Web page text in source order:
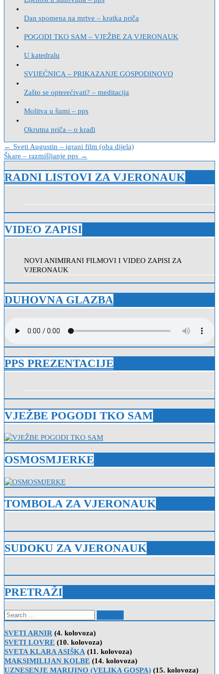
Dan spomena na mrtve – kratka priča
POGODI TKO SAM – VJEŽBE ZA VJERONAUK
U katedralu
SVIJEĆNICA – PRIKAZANJE GOSPODINOVO
Zašto se opterećivati? – meditacija
Molitva u šumi – pps
Okrutna priča – o krađi
Navigacija
objava
← Sveti Augustin – igrani film (oba dijela)
Škare – razmišljanje pps →
RADNI LISTOVI ZA VJERONAUK
VIDEO ZAPISI
NOVI ANIMIRANI FILMOVI I VIDEO ZAPISI ZA
VJERONAUK
DUHOVNA GLAZBA
PPS PREZENTACIJE
VJEŽBE POGODI TKO SAM
OSMOSMJERKE
TOMBOLA ZA VJERONAUK
SUDOKU ZA VJERONAUK
PRETRAŽI
Search
for:
SVETI ARNIR (4. kolovoza)
SVETI LOVRE (10. kolovoza)
SVETA KLARA ASIŠKA (11. kolovoza)
MAKSIMILIJAN KOLBE (14. kolovoza)
UZNESENJE MARIJINO (VELIKA GOSPA) (15. kolovoza)